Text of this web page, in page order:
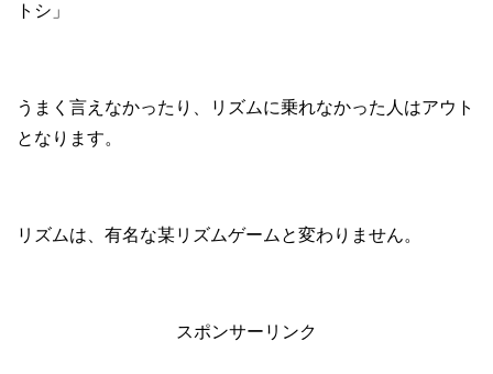
トシ」
うまく言えなかったり、リズムに乗れなかった人はアウト
となります。
リズムは、有名な某リズムゲームと変わりません。
スポンサーリンク